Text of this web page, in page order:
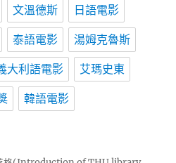
文溫德斯 日語電影
泰語電影 湯姆克魯斯
大利語電影 艾瑪史東
韓語電影